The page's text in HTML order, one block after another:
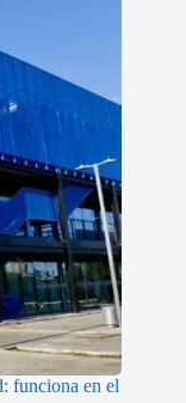
funciona en el